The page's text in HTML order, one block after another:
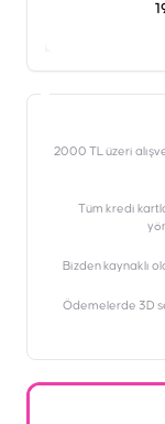
2000 TL üzeri
‎Tüm kredi
Bizden kaynaklı
Ödemelerde 3D